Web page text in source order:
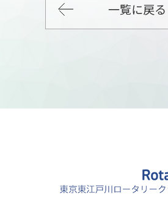
一覧に戻る